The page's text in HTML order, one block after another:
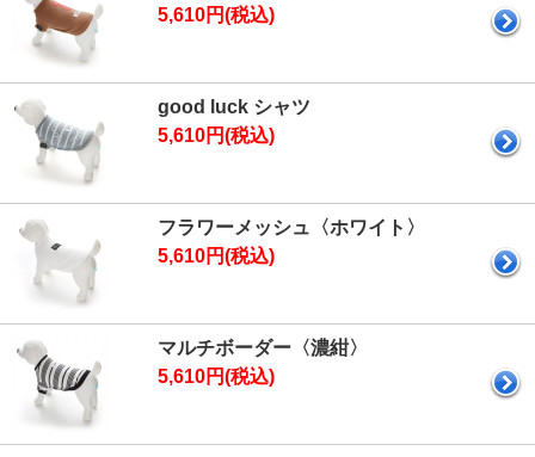
5,610円(税込)
good luck シャツ
5,610円(税込)
フラワーメッシュ〈ホワイト〉
5,610円(税込)
マルチボーダー〈濃紺〉
5,610円(税込)